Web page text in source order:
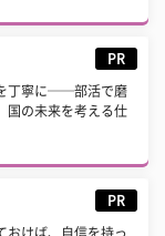
PR
丁寧に──部活で磨
国の未来を考える仕
PR
おけば、自信を持っ